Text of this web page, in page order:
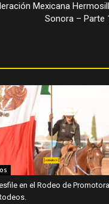
Mexicana
Sonora – Parte
en el Rodeo de Promotora